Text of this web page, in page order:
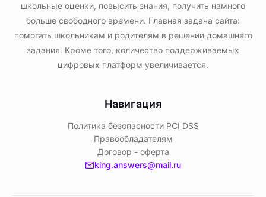
школьные оценки, повысить знания, получить намного
больше свободного времени. Главная задача сайта:
помогать школьникам и родителям в решении домашнего
задания. Кроме того, количество поддерживаемых
цифровых платформ увеличивается.
Навигация
Политика безопасности PСI DSS
Правообладателям
Договор - оферта
king.answers@mail.ru